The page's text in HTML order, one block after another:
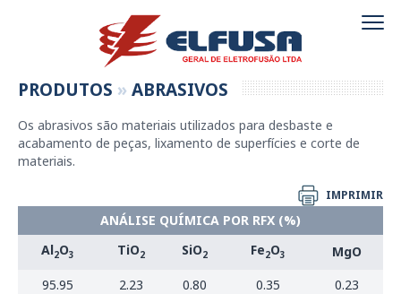
PRODUTOS » ABRASIVOS
Os abrasivos são materiais utilizados para desbaste e
acabamento de peças, lixamento de superfícies e corte de
materiais.
IMPRIMIR
ANÁLISE QUÍMICA POR RFX (%)
Al2O3 TiO2 SiO2 Fe2O3
MgO
95.95
2.23 0.80 0.35 0.23